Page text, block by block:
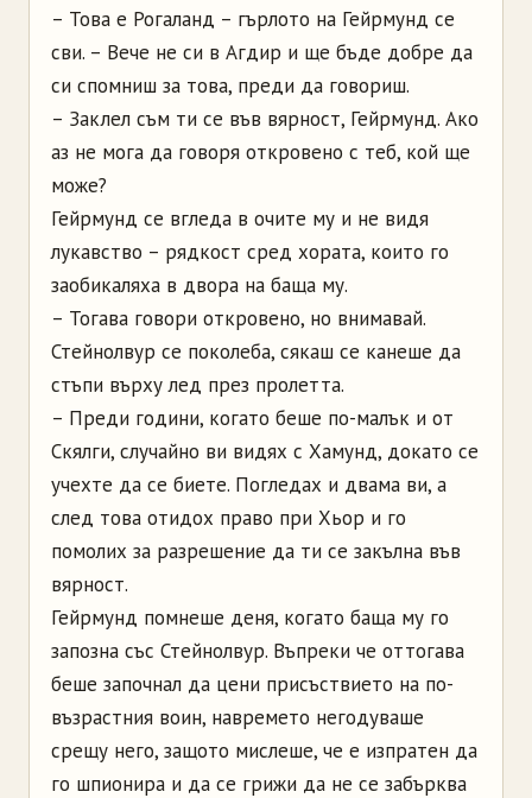
– Това е Рогаланд – гърлото на Гейрмунд се
сви. – Вече не си в Агдир и ще бъде добре да
си спомниш за това, преди да говориш.
– Заклел съм ти се във вярност, Гейрмунд. Ако
аз не мога да говоря откровено с теб, кой ще
може?
Гейрмунд се вгледа в очите му и не видя
лукавство – рядкост сред хората, които го
заобикаляха в двора на баща му.
– Тогава говори откровено, но внимавай.
Стейнолвур се поколеба, сякаш се канеше да
стъпи върху лед през пролетта.
– Преди години, когато беше по-малък и от
Скялги, случайно ви видях с Хамунд, докато се
учехте да се биете. Погледах и двама ви, а
след това отидох право при Хьор и го
помолих за разрешение да ти се закълна във
вярност.
Гейрмунд помнеше деня, когато баща му го
запозна със Стейнолвур. Въпреки че оттогава
беше започнал да цени присъствието на по-
възрастния воин, навремето негодуваше
срещу него, защото мислеше, че е изпратен да
го шпионира и да се грижи да не се забърква